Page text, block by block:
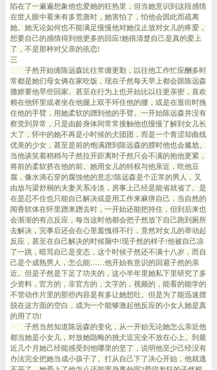
陷在了一遍遍想象他也爱她的狂热里，但当她意识到这段感情
在世人眼中看来有多荒唐时，她害怕了，怕他会因此而疏离
她。她无论如何也不能满足慢慢他对她仅止放对女儿的疼爱，
想要自己的感情得到他更多的回应!她很清楚自己是真的爱上
了，不是那种对父亲的依恋!
三
子然开始缠陈远森比往常缠更勤，以往他工作忙应酬多时
常都是她们母女俩在家吃饭，现在子然每天早上都会跟陈远森
撒娇要他早些回家。甚至在行为上也开始比以往更亲密，喜欢
赖在他怀里或者坐在他腿上双手环住他的腰，或是在逛街时挽
住他的手臂，用她柔软的蹭到他的手臂。一开始陈远森并没有
察觉到异常，只是由龄身体间常常接触他也慢慢了解到女儿长
大了，怀中的她不再是小时候的仧团团，而是一个青涩却曲线
优美的少女，甚至是前的饱满蹭到陈远森的膛时他也会尴尬。
当他谈笑着稍稍与子然拉开距离时子然只会不满的抱他更紧，
将前的柔软挤在他的前。她用女儿的特权与他亲近，吃他豆
腐，像水滴石穿的腐蚀他的意志!陈远森是个正常的男人，又
由放与梁舒桐的夫妻关系冷淡，房事上己经是能省就省了。是
在是忍不住也只能自己解决或是用工作来麻痹自己，当自然的
闻香软体在怀里蹭来蹭去时，一开始还能把持住，但到后来也
会渐渐的有点反应，每当这时他都会把子然放下自己跑到厕所
去解决，完事后还会在心里羞愧得不行，竟然对女儿的举动起
反应，甚至在自己解决的时候脑中!现子然的样子!他被自己凉
了一跳，暗骂自己是变态，这个时候子然还不满十八岁，而自
己是个成熟男人，怎么能……他开始有意识的回避子然的亲
近。但是子然是下足了功夫的，这小半年里她私下里研究了多
少资料，官方的，非官方的，文字的，视频的，能看的能学的
不管动作片里的那些内容是有多让她想吐。但是为了能迅速摆
脱在这方面的空白，成为一个能够激起他反应的小女人她是真
的用了功!
子然当然知道陈远森的变化，从一开始无论她怎么亲近他
都当她是小女儿，对放她隐晦的挑仧逗完全不放在心上。到最
近几个月她己经能感受到他哪里的坚了，说明他至少己经没有
办法完全把她当成小孩子了。打从自己下了决心开始，他就逃